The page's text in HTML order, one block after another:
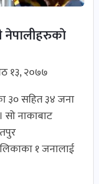
नेपालीहरुकाे
१३, २०७७
३० सहित ३४ जना
सो नाकाबाट
१ जनालाई